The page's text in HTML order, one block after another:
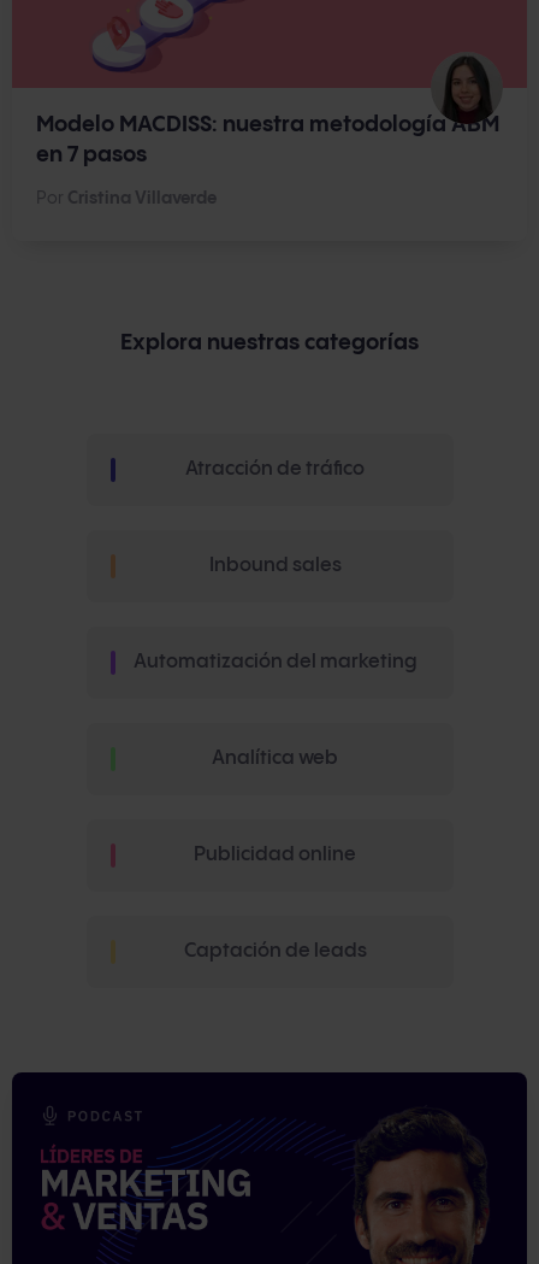
Modelo MACDISS: nuestra metodología ABM
en 7 pasos
Por Cristina Villaverde
Explora nuestras categorías
Atracción de tráfico
Inbound sales
Automatización del marketing
Analítica web
Publicidad online
Captación de leads